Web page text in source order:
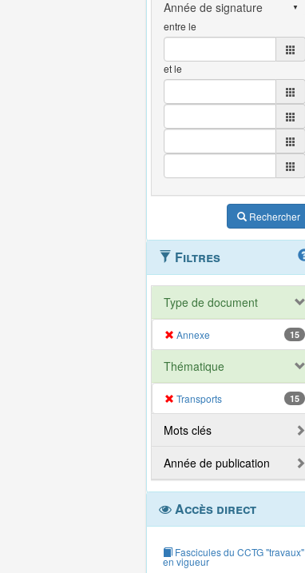
entre le
et le
Rechercher
Filtres
Type de document
Annexe 15
Thématique
Transports 15
Mots clés
Année de publication
Accès direct
Fascicules du CCTG "travaux"
en vigueur